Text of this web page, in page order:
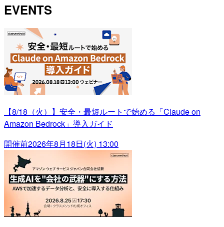
EVENTS
【8/18（火）】安全・最短ルートで始める「Claude on
Amazon Bedrock」導入ガイド
開催前2026年8月18日(火) 13:00